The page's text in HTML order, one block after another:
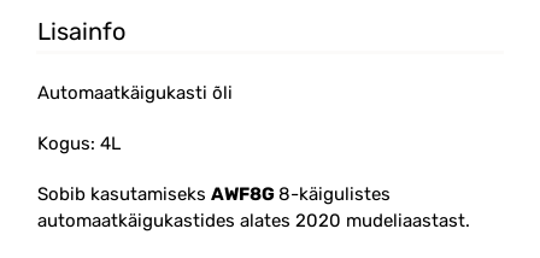
Lisainfo
Automaatkäigukasti õli
Kogus: 4L
Sobib kasutamiseks AWF8G8-käigulistes
automaatkäigukastides alates 2020 mudeliaastast.